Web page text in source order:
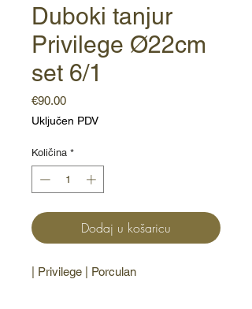
Duboki tanjur
Privilege Ø22cm
set 6/1
€90.00Cijena
Uključen PDV
Količina *
Dodaj u košaricu
| Privilege | Porculan